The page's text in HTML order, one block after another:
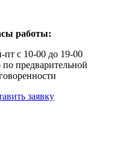
работы:
пт с 10-00 до 19-00
предварительной
заявку